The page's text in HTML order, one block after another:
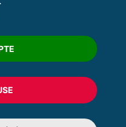
club
droits réservés